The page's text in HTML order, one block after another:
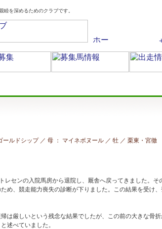
睦を深めるためのクラブです。
ールドシップ ／ 母 ： マイネボヌール ／ 牡 ／ 栗東 ・宮徹
レセンの入院馬房から退院し、厩舎へ戻ってきました。
め、競走能力喪失の診断が下りました。この結果を受け
は厳しいという残念な結果でしたが、この前の大きな骨
述べていました。